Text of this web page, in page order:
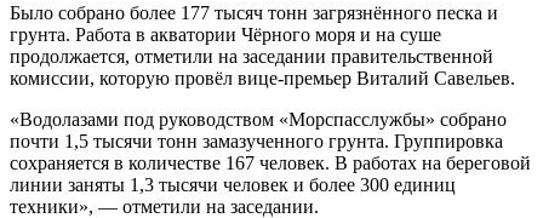
Было собрано более 177 тысяч тонн загрязнённого песка и
грунта. Работа в акватории Чёрного моря и на суше
продолжается, отметили на заседании правительственной
комиссии, которую провёл вице-премьер Виталий Савельев.
«Водолазами под руководством «Морспасслужбы» собрано
почти 1,5 тысячи тонн замазученного грунта. Группировка
сохраняется в количестве 167 человек. В работах на береговой
линии заняты 1,3 тысячи человек и более 300 единиц
техники», — отметили на заседании.